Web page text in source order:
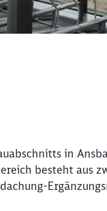
in
besteht aus